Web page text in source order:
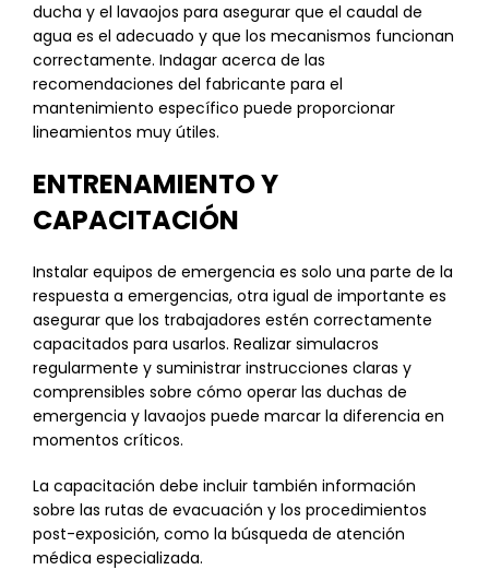
ducha y el lavaojos para asegurar que el caudal de
agua es el adecuado y que los mecanismos funcionan
correctamente. Indagar acerca de las
recomendaciones del fabricante para el
mantenimiento específico puede proporcionar
lineamientos muy útiles.
ENTRENAMIENTO Y
CAPACITACIÓN
Instalar equipos de emergencia es solo una parte de la
respuesta a emergencias, otra igual de importante es
asegurar que los trabajadores estén correctamente
capacitados para usarlos. Realizar simulacros
regularmente y suministrar instrucciones claras y
comprensibles sobre cómo operar las duchas de
emergencia y lavaojos puede marcar la diferencia en
momentos críticos.
La capacitación debe incluir también información
sobre las rutas de evacuación y los procedimientos
post-exposición, como la búsqueda de atención
médica especializada.